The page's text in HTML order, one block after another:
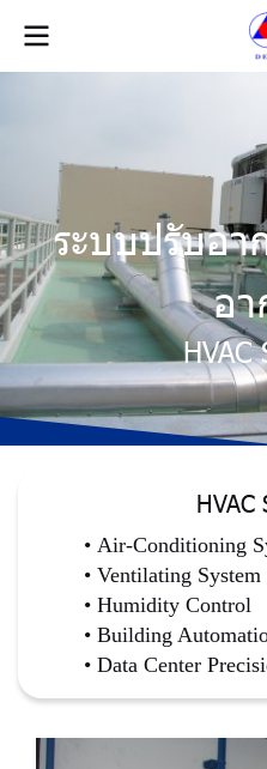
ระบบปรับอา
อา
HVAC
HVAC
Air-Conditioning
Ventilating System
Humidity Control
Building
Data Center